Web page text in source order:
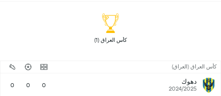
كأس العراق (1)
كأس العراق (العراق)
دهوك
2024/2025
0
0
0